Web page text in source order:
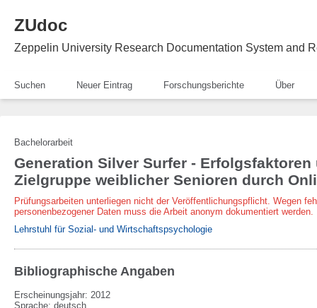
ZUdoc
Zeppelin University Research Documentation System and
Suchen Neuer Eintrag Forschungsberichte Über
Bachelorarbeit
Generation Silver Surfer -
Zielgruppe weiblicher Senioren durch
Prüfungsarbeiten unterliegen nicht der Veröffentlichungspflicht. Wegen
personenbezogener Daten muss die Arbeit anonym dokumentiert werden.
Lehrstuhl für Sozial- und Wirtschaftspsychologie
Bibliographische Angaben
Erscheinungsjahr: 2012
Sprache: deutsch